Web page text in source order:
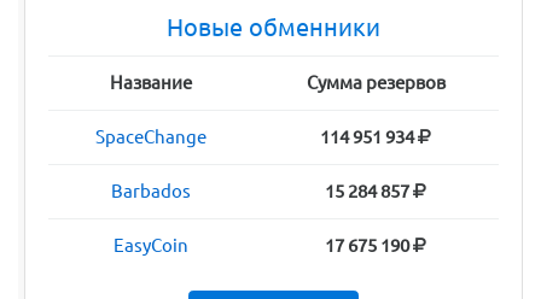
Новые обменники
Название Сумма резервов
SpaceChange 114 951 934
Barbados 15 284 857
EasyCoin 17 675 190